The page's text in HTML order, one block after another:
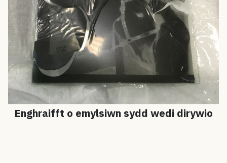
Enghraifft o emylsiwn sydd wedi dirywio